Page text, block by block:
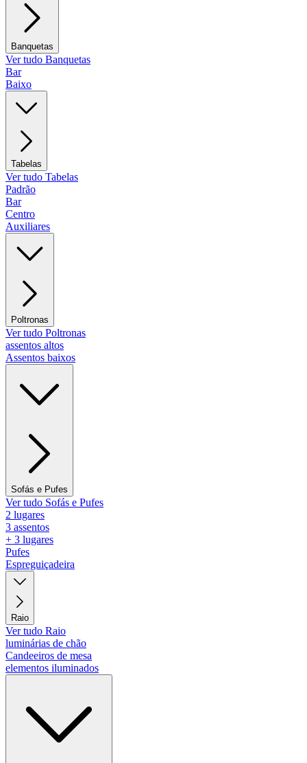
Banquetas
Ver tudo Banquetas
Bar
Baixo
Tabelas
Ver tudo Tabelas
Padrão
Bar
Centro
Auxiliares
Poltronas
Ver tudo Poltronas
assentos altos
Assentos baixos
Sofás e Pufes
Ver tudo Sofás e Pufes
2 lugares
3 assentos
+ 3 lugares
Pufes
Espreguiçadeira
Raio
Ver tudo Raio
luminárias de chão
Candeeiros de mesa
elementos iluminados